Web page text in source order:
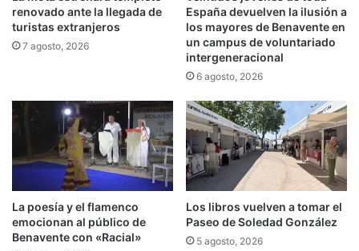
renovado ante la llegada de
turistas extranjeros
7 agosto, 2026
España devuelven la ilusión a
los mayores de Benavente en
un campus de voluntariado
intergeneracional
6 agosto, 2026
La poesía y el flamenco
emocionan al público de
Benavente con «Racial»
Los libros vuelven a tomar el
Paseo de Soledad González
5 agosto, 2026